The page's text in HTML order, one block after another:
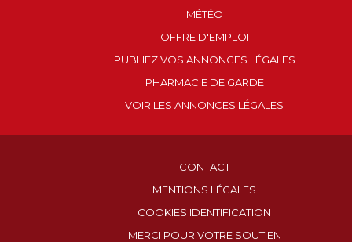
MÉTÉO
OFFRE D'EMPLOI
PUBLIEZ VOS ANNONCES LÉGALES
PHARMACIE DE GARDE
VOIR LES ANNONCES LÉGALES
CONTACT
MENTIONS LÉGALES
COOKIES IDENTIFICATION
MERCI POUR VOTRE SOUTIEN